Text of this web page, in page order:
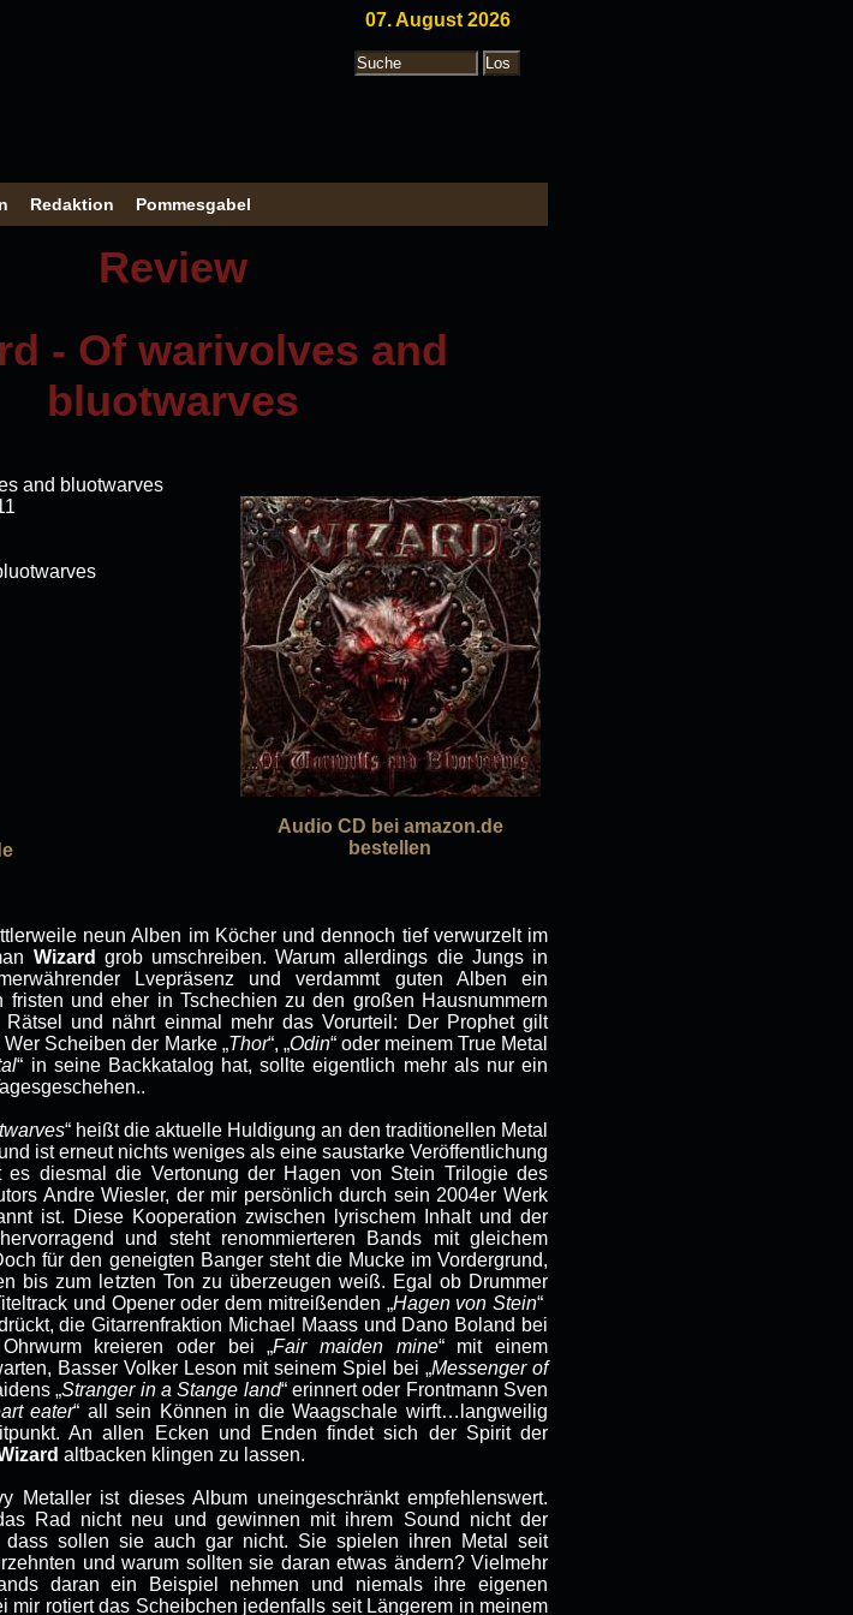
07. August 2026
Redaktion Pommesgabel
Review
- Of warivolves and
bluotwarves
and bluotwarves
Audio CD bei amazon.de
bestellen
neun Alben im Köcher und dennoch tief verwurzelt im
Wizard grob umschreiben. Warum allerdings die Jungs in
Lvepräsenz und verdammt guten Alben ein
fristen und eher in Tschechien zu den großen Hausnummern
und nährt einmal mehr das Vorurteil: Der Prophet gilt
Scheiben der Marke „Thor“, „Odin“ oder meinem True Metal
“ in seine Backkatalog hat, sollte eigentlich mehr als nur ein
“ heißt die aktuelle Huldigung an den traditionellen Metal
ist erneut nichts weniges als eine saustarke Veröffentlichung
es diesmal die Vertonung der Hagen von Stein Trilogie des
Andre Wiesler, der mir persönlich durch sein 2004er Werk
ist. Diese Kooperation zwischen lyrischem Inhalt und der
und steht renommierteren Bands mit gleichem
für den geneigten Banger steht die Mucke im Vordergrund,
bis zum letzten Ton zu überzeugen weiß. Egal ob Drummer
und Opener oder dem mitreißenden „Hagen von Stein“
die Gitarrenfraktion Michael Maass und Dano Boland bei
kreieren oder bei „Fair maiden mine“ mit einem
Basser Volker Leson mit seinem Spiel bei „Messenger of
„Stranger in a Stange land“ erinnert oder Frontmann Sven
eater“ all sein Können in die Waagschale wirft…langweilig
An allen Ecken und Enden findet sich der Spirit der
altbacken klingen zu lassen.
Metaller ist dieses Album uneingeschränkt empfehlenswert.
Rad nicht neu und gewinnen mit ihrem Sound nicht der
dass sollen sie auch gar nicht. Sie spielen ihren Metal seit
und warum sollten sie daran etwas ändern? Vielmehr
daran ein Beispiel nehmen und niemals ihre eigenen
mir rotiert das Scheibchen jedenfalls seit Längerem in meinem